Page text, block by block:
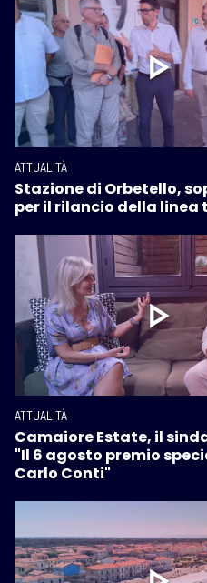
ATTUALITÀ
Stazione di Orbetello,
per il rilancio della linea
ATTUALITÀ
Camaiore Estate, il
"Il 6 agosto premio
Carlo Conti"